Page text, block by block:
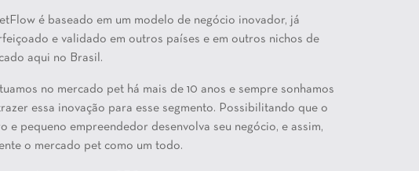
é baseado em um modelo de negócio inovador, já
e validado em outros países e em outros nichos de
aqui no Brasil.
no mercado pet há mais de 10 anos e sempre sonhamos
essa inovação para esse segmento. Possibilitando que o
e pequeno empreendedor desenvolva seu negócio, e assim,
o mercado pet como um todo.